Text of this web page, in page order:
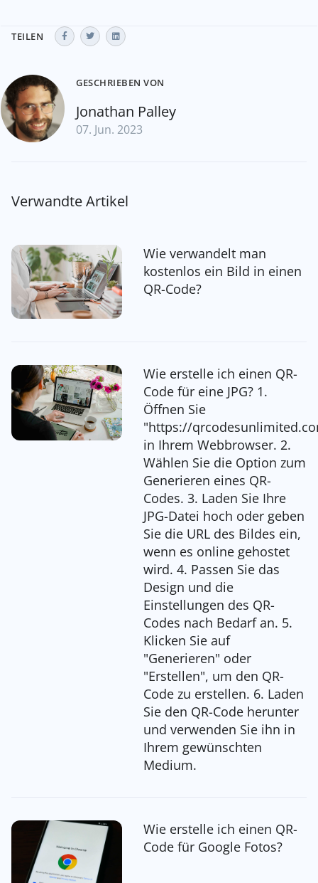
TEILEN
GESCHRIEBEN VON
Jonathan Palley
07. Jun. 2023
Verwandte Artikel
Wie verwandelt man
kostenlos ein Bild in einen
QR-Code?
Wie erstelle ich einen QR-
Code für eine JPG? 1.
Öffnen Sie
"https://
in Ihrem Webbrowser. 2.
Wählen Sie die Option zum
Generieren eines QR-
Codes. 3. Laden Sie Ihre
JPG-Datei hoch oder geben
Sie die URL des Bildes ein,
wenn es online gehostet
wird. 4. Passen Sie das
Design und die
Einstellungen des QR-
Codes nach Bedarf an. 5.
Klicken Sie auf
"Generieren" oder
"Erstellen", um den QR-
Code zu erstellen. 6. Laden
Sie den QR-Code herunter
und verwenden Sie ihn in
Ihrem gewünschten
Medium.
Wie erstelle ich einen QR-
Code für Google Fotos?